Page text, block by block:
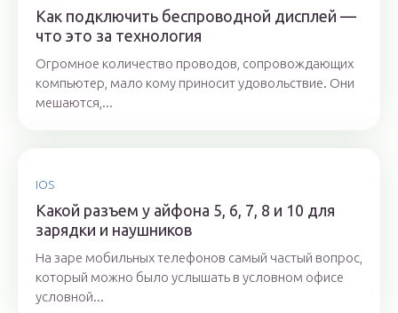
Как подключить беспроводной дисплей —
что это за технология
Огромное количество проводов, сопровождающих
компьютер, мало кому приносит удовольствие. Они
мешаются,...
IOS
Какой разъем у айфона 5, 6, 7, 8 и 10 для
зарядки и наушников
На заре мобильных телефонов самый частый вопрос,
который можно было услышать в условном офисе
условной...